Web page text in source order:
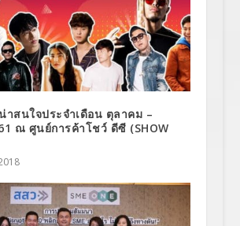
าสนใจประจำเดือน ตุลาคม –
ณ ศูนย์การค้าโชว์ ดีซี (SHOW